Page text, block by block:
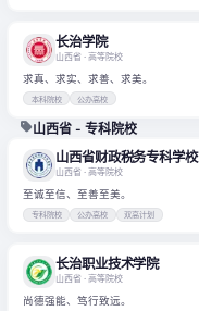
长治学院
山西省· 高等院校
求真、求实、求善、求美。
本科院校 公办高校
山西省 - 专科院校
山西省财政税务专科学校
山西省· 高等院校
至诚至信、至善至美。
专科院校 公办高校 双高计划
长治职业技术学院
山西省· 高等院校
尚德强能、笃行致远。